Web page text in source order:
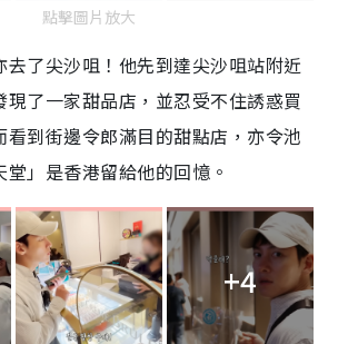
點擊圖片放大
去了尖沙咀！他先到達尖沙咀站附近
現了一家甜品店，並忍受不住誘惑買
看到街邊令郎滿目的甜點店，亦令池
」是香港留給他的回憶。
+4